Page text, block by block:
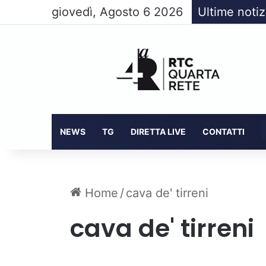
giovedì, Agosto 6 2026 Ultime
NEWS TG DIRETTA LIVE CONTATTI
Home /cava de' tirreni
cava de' tirreni